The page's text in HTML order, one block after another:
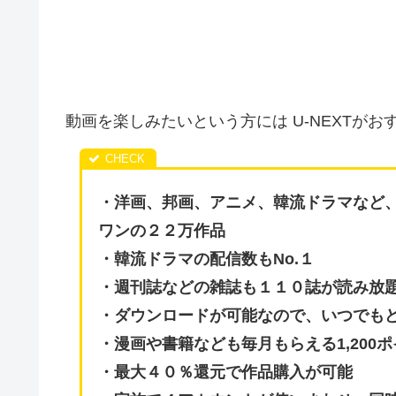
動画を楽しみたいという方には U-NEXTがお
・洋画、邦画、アニメ、 韓流ドラマなど
ワンの２２万作品
・韓流ドラマの配信数もNo.１
・週刊誌などの雑誌も１１０誌が読み放
・ダウンロードが可能なので、いつで
・漫画や書籍なども毎月もらえる1,200
・最大４０％還元で作品購入が可能